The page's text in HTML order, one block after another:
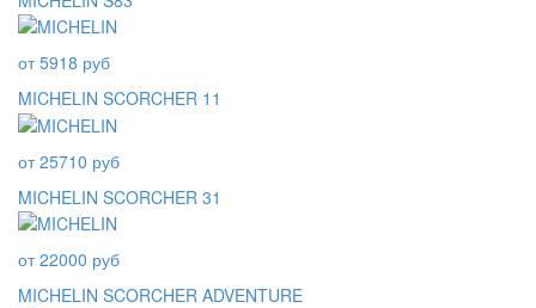
от 5918 руб
MICHELIN SCORCHER 11
от 25710 руб
MICHELIN SCORCHER 31
от 22000 руб
MICHELIN SCORCHER ADVENTURE